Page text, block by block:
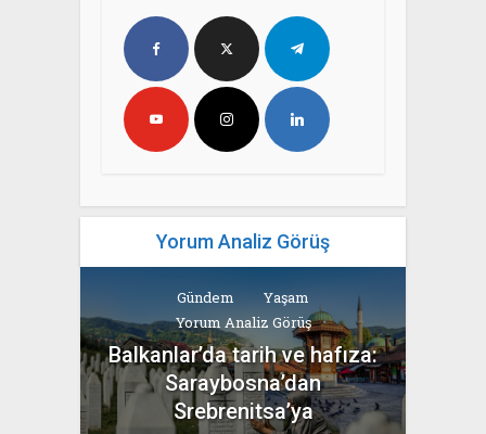
Yorum Analiz Görüş
Gündem
Yaşam
Yorum Analiz Görüş
Balkanlar’da tarih ve hafıza:
Saraybosna’dan
Srebrenitsa’ya